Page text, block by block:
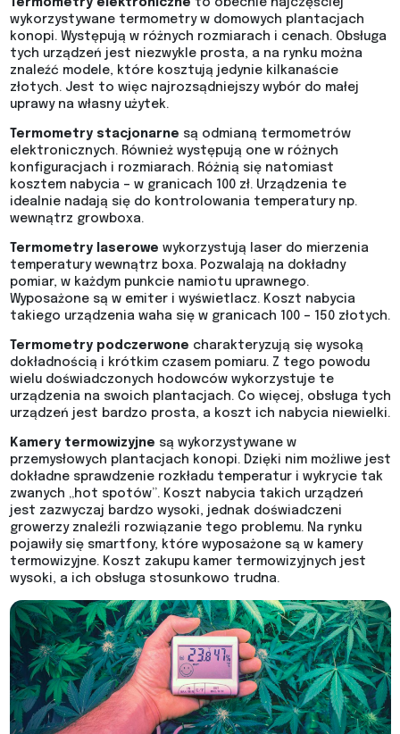
wykorzystywane termometry w domowych plantacjach
konopi. Występują w różnych rozmiarach i cenach. Obsługa
tych urządzeń jest niezwykle prosta, a na rynku można
znaleźć modele, które kosztują jedynie kilkanaście
złotych. Jest to więc najrozsądniejszy wybór do małej
uprawy na własny użytek.
Termometry stacjonarne są odmianą termometrów
elektronicznych. Również występują one w różnych
konfiguracjach i rozmiarach. Różnią się natomiast
kosztem nabycia – w granicach 100 zł. Urządzenia te
idealnie nadają się do kontrolowania temperatury np.
wewnątrz growboxa.
Termometry laserowe wykorzystują laser do mierzenia
temperatury wewnątrz boxa. Pozwalają na dokładny
pomiar, w każdym punkcie namiotu uprawnego.
Wyposażone są w emiter i wyświetlacz. Koszt nabycia
takiego urządzenia waha się w granicach 100 – 150 złotych.
Termometry podczerwone charakteryzują się wysoką
dokładnością i krótkim czasem pomiaru. Z tego powodu
wielu doświadczonych hodowców wykorzystuje te
urządzenia na swoich plantacjach. Co więcej, obsługa tych
urządzeń jest bardzo prosta, a koszt ich nabycia niewielki.
Kamery termowizyjne są wykorzystywane w
przemysłowych plantacjach konopi. Dzięki nim możliwe jest
dokładne sprawdzenie rozkładu temperatur i wykrycie tak
zwanych „hot spotów”. Koszt nabycia takich urządzeń
jest zazwyczaj bardzo wysoki, jednak doświadczeni
growerzy znaleźli rozwiązanie tego problemu. Na rynku
pojawiły się smartfony, które wyposażone są w kamery
termowizyjne. Koszt zakupu kamer termowizyjnych jest
wysoki, a ich obsługa stosunkowo trudna.